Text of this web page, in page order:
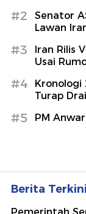
#2
Senator
Lawan
#3
Iran Rilis
Usai
#4
Kronologi
Turap
#5 PM
Berita Terkini
Pemerintah